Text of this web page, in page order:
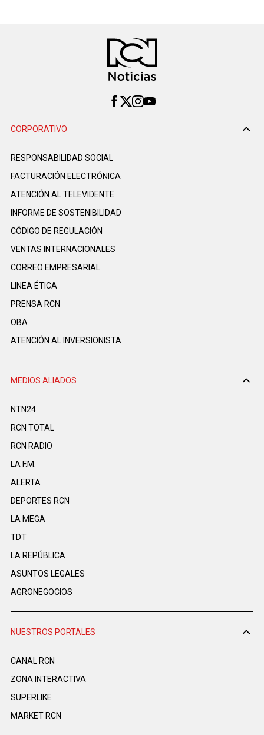
CORPORATIVO
RESPONSABILIDAD SOCIAL
FACTURACIÓN ELECTRÓNICA
ATENCIÓN AL TELEVIDENTE
INFORME DE SOSTENIBILIDAD
CÓDIGO DE REGULACIÓN
VENTAS INTERNACIONALES
CORREO EMPRESARIAL
LINEA ÉTICA
PRENSA RCN
OBA
ATENCIÓN AL INVERSIONISTA
MEDIOS ALIADOS
NTN24
RCN TOTAL
RCN RADIO
LA F.M.
ALERTA
DEPORTES RCN
LA MEGA
TDT
LA REPÚBLICA
ASUNTOS LEGALES
AGRONEGOCIOS
NUESTROS PORTALES
CANAL RCN
ZONA INTERACTIVA
SUPERLIKE
MARKET RCN